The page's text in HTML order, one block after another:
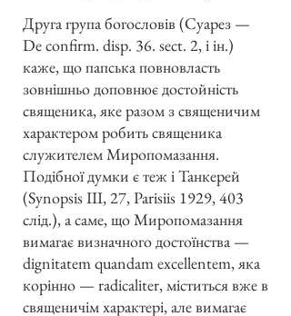
Друга група богословів (Суарез —
De confirm. disp. 36. sect. 2, i iн.)
каже, що папська повновласть
зовнішньо доповнює достойність
священика, яке разом з священичим
характером робить священика
служителем Миропомазання.
Подібної думки є теж і Танкерей
(Synopsis III, 27, Parisiis 1929, 403
слід.), а саме, що Миропомазання
вимагає визначного достоїнства —
dignitatem quandam excellentem, яка
корінно — radicaliter, міститься вже в
священичім характері, але вимагає